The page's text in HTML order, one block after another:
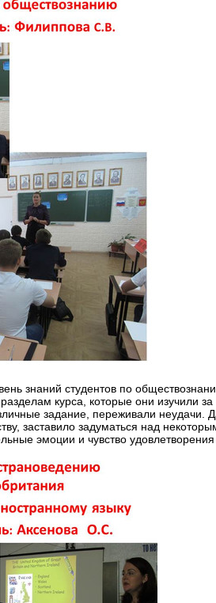
знаний студентов по
курса, которые они изучили
задание, переживали неудачи.
заставило задуматься над
эмоции и чувство